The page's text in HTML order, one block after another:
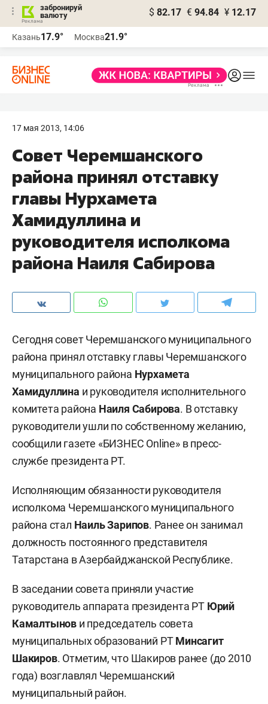
забронируй
валюту
$ 82.17 € 94.84 ¥ 12.17
Казань17.9° Москва21.9°
17 мая 2013, 14:06
Совет Черемшанского
района принял отставку
главы Нурхамета
Хамидуллина и
руководителя исполкома
района Наиля Сабирова
Сегодня совет Черемшанского муниципального
района принял отставку главы Черемшанского
муниципального района Нурхамета
Хамидуллина и руководителя исполнительного
комитета района Наиля Сабирова. В отставку
руководители ушли по собственному желанию,
сообщили газете «БИЗНЕС Online» в пресс-
службе президента РТ.
Исполняющим обязанности руководителя
исполкома Черемшанского муниципального
района стал Наиль Зарипов. Ранее он занимал
должность постоянного представителя
Татарстана в Азербайджанской Республике.
В заседании совета приняли участие
руководитель аппарата президента РТ Юрий
Камалтынов и председатель совета
муниципальных образований РТМинсагит
Шакиров. Отметим, что Шакиров ранее (до 2010
года) возглавлял Черемшанский
муниципальный район.